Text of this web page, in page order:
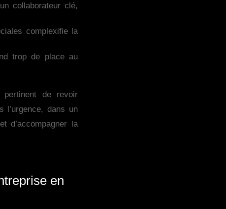
collaborateur clé,
complexifie la
trop de place au
de revoir
l’urgence, dans un
d’accompagner la
en